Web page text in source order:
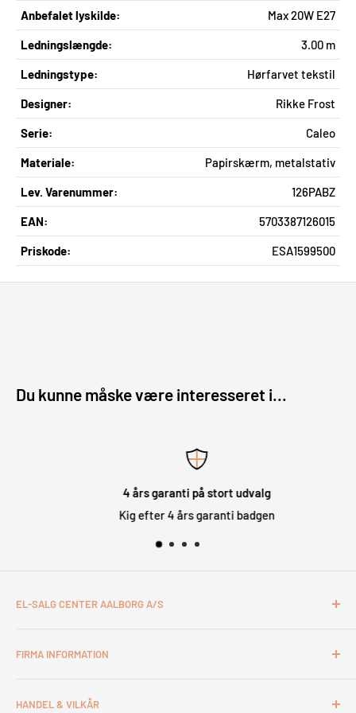
Anbefalet lyskilde: Max 20W E27
Ledningslængde: 3.00 m
Ledningstype: Hørfarvet tekstil
Designer: Rikke Frost
Serie: Caleo
Materiale: Papirskærm, metalstativ
Lev. Varenummer: 126PABZ
EAN: 5703387126015
Priskode: ESA1599500
Du kunne måske være interesseret i...
4 års garanti på stort udvalg
Kig efter 4 års garanti badgen
EL-SALG CENTER AALBORG A/S
Otto Mønsteds Vej 6
Tlf. 98180011
FIRMA INFORMATION
Medarbejdere
HANDEL & VILKÅR